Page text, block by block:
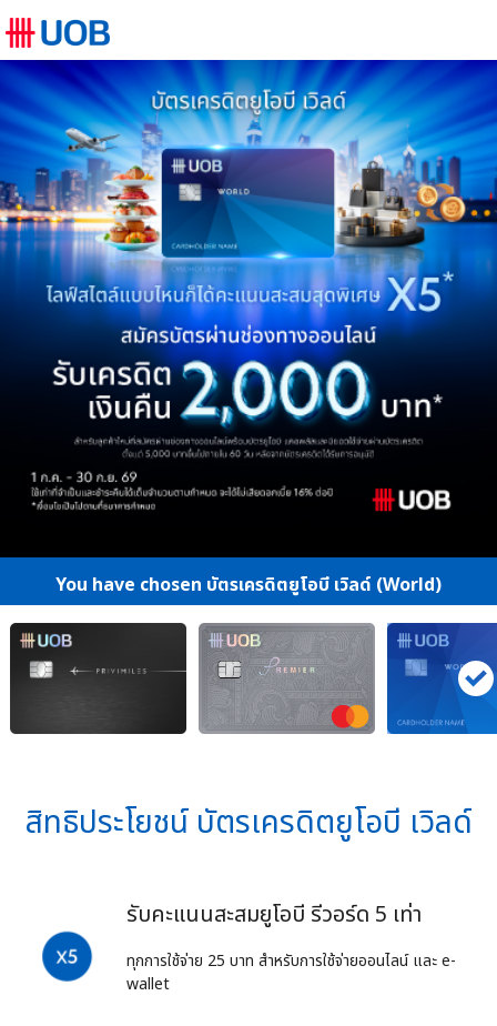
You have chosen บัตรเครดิตยูโอบี เวิลด์ (World)
สิทธิประโยชน์ บัตรเครดิตยูโอบี เวิลด์
รับคะแนนสะสมยูโอบี รีวอร์ด 5 เท่า
ทุกการใช้จ่าย 25 บาท สำหรับการใช้จ่ายออนไลน์ และ e-
wallet